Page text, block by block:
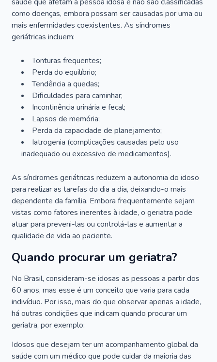
como doenças, embora possam ser causadas por uma ou
mais enfermidades coexistentes. As síndromes
geriátricas incluem:
Tonturas frequentes;
Perda do equilíbrio;
Tendência a quedas;
Dificuldades para caminhar;
Incontinência urinária e fecal;
Lapsos de memória;
Perda da capacidade de planejamento;
Iatrogenia (complicações causadas pelo uso
inadequado ou excessivo de medicamentos).
As síndromes geriátricas reduzem a autonomia do idoso
para realizar as tarefas do dia a dia, deixando-o mais
dependente da família. Embora frequentemente sejam
vistas como fatores inerentes à idade, o geriatra pode
atuar para preveni-las ou controlá-las e aumentar a
qualidade de vida ao paciente.
Quando procurar um geriatra?
No Brasil, consideram-se idosas as pessoas a partir dos
60 anos, mas esse é um conceito que varia para cada
indivíduo. Por isso, mais do que observar apenas a idade,
há outras condições que indicam quando procurar um
geriatra, por exemplo:
Idosos que desejam ter um acompanhamento global da
saúde com um médico que pode cuidar da maioria das